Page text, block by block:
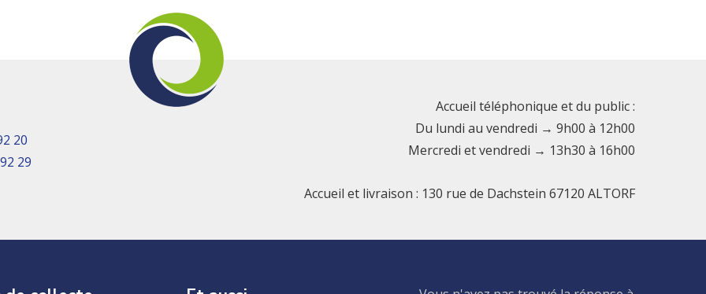
20
29
Accueil téléphonique et du public :
Du lundi au vendredi → 9h00 à 12h00
Mercredi et vendredi → 13h30 à 16h00
Accueil et livraison : 130 rue de Dachstein 67120 ALTORF